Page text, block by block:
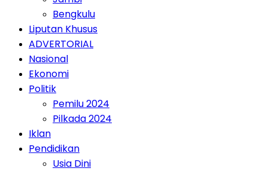
Bengkulu
Liputan Khusus
ADVERTORIAL
Nasional
Ekonomi
Politik
Pemilu 2024
Pilkada 2024
Iklan
Pendidikan
Usia Dini